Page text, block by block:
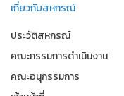
เกี่ยวกับสหกรณ์
ประวัติสหกรณ์
คณะกรรมการดำเนินงาน
คณะอนุกรรมการ